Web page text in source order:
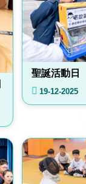
聖誕活動日
19-12-2025